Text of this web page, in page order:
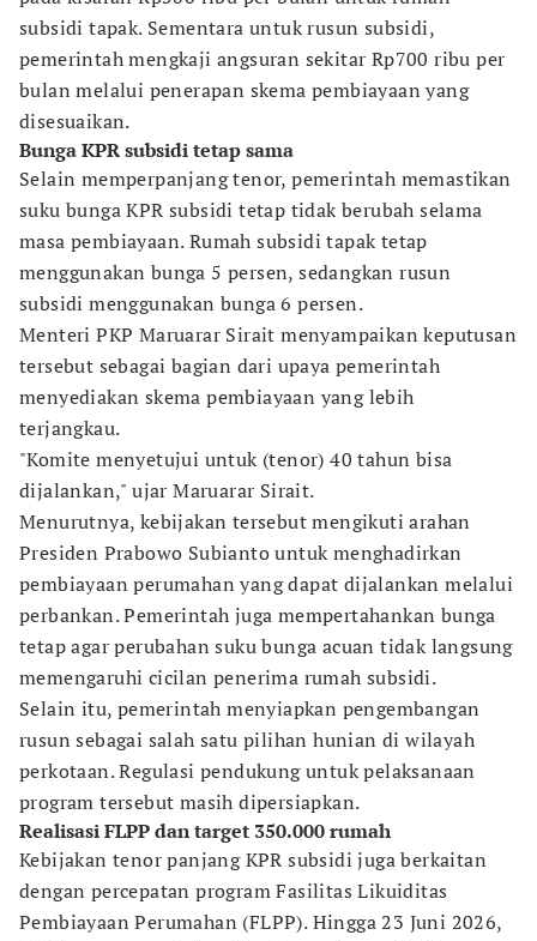
subsidi tapak. Sementara untuk rusun subsidi,
pemerintah mengkaji angsuran sekitar Rp700 ribu per
bulan melalui penerapan skema pembiayaan yang
disesuaikan.
Bunga KPR subsidi tetap sama
Selain memperpanjang tenor, pemerintah memastikan
suku bunga KPR subsidi tetap tidak berubah selama
masa pembiayaan. Rumah subsidi tapak tetap
menggunakan bunga 5 persen, sedangkan rusun
subsidi menggunakan bunga 6 persen.
Menteri PKP Maruarar Sirait menyampaikan keputusan
tersebut sebagai bagian dari upaya pemerintah
menyediakan skema pembiayaan yang lebih
terjangkau.
"Komite menyetujui untuk (tenor) 40 tahun bisa
dijalankan," ujar Maruarar Sirait.
Menurutnya, kebijakan tersebut mengikuti arahan
Presiden Prabowo Subianto untuk menghadirkan
pembiayaan perumahan yang dapat dijalankan melalui
perbankan. Pemerintah juga mempertahankan bunga
tetap agar perubahan suku bunga acuan tidak langsung
memengaruhi cicilan penerima rumah subsidi.
Selain itu, pemerintah menyiapkan pengembangan
rusun sebagai salah satu pilihan hunian di wilayah
perkotaan. Regulasi pendukung untuk pelaksanaan
program tersebut masih dipersiapkan.
Realisasi FLPP dan target 350.000 rumah
Kebijakan tenor panjang KPR subsidi juga berkaitan
dengan percepatan program Fasilitas Likuiditas
Pembiayaan Perumahan (FLPP). Hingga 23 Juni 2026,